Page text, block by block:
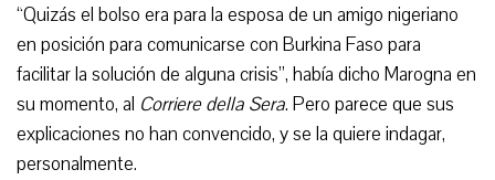
“Quizás el bolso era para la esposa de un amigo nigeriano
en posición para comunicarse con Burkina Faso para
facilitar la solución de alguna crisis”, había dicho Marogna en
su momento, al Corriere della Sera. Pero parece que sus
explicaciones no han convencido, y se la quiere indagar,
personalmente.